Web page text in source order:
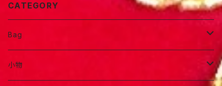
CATEGORY
Bag
ポーチ
小物